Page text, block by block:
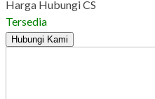
Harga Hubungi CS
Tersedia
Hubungi Kami